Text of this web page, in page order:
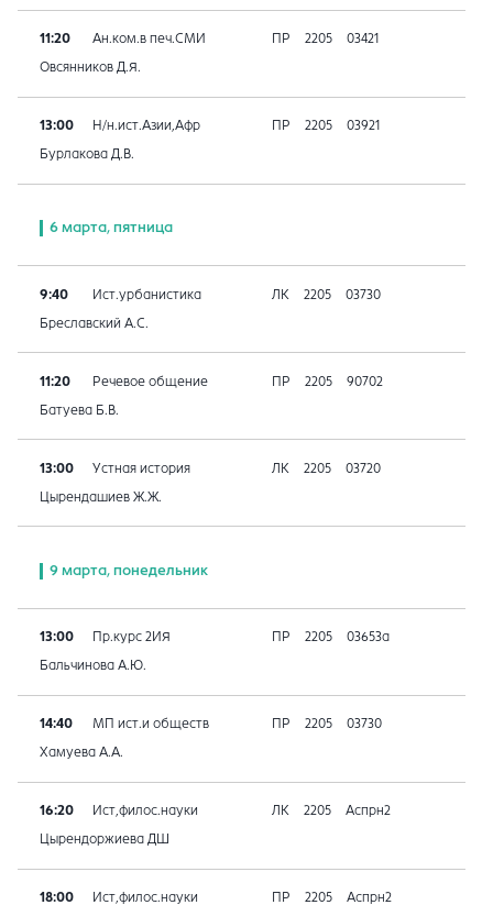
11:20 Ан.ком.в печ.СМИ ПР 2205 03421
Овсянников Д.Я.
13:00 Н/н.ист.Азии,Афр ПР 2205 03921
Бурлакова Д.В.
6 марта, пятница
9:40 Ист.урбанистика ЛК 2205 03730
Бреславский А.С.
11:20 Речевое общение ПР 2205 90702
Батуева Б.В.
13:00 Устная история ЛК 2205 03720
Цырендашиев Ж.Ж.
9 марта, понедельник
13:00 Пр.курс 2ИЯ ПР 2205 03653а
Бальчинова А.Ю.
14:40 МП ист.и обществ ПР 2205 03730
Хамуева А.А.
16:20 Ист,филос.науки ЛК 2205 Аспрн2
Цырендоржиева ДШ
18:00 Ист,филос.науки ПР 2205 Аспрн2